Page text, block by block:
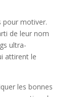
pour motiver.
de leur nom
ultra-
attirent le
les bonnes